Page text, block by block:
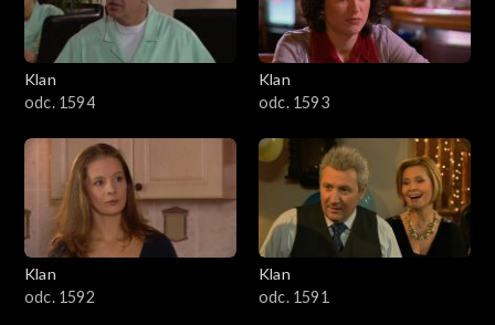
3501–3600
3401–3500
3201–3300
3101–3200
3001–3100
Klan
odc. 1594
Klan
odc. 1593
Klan
odc. 1592
Klan
odc. 1591